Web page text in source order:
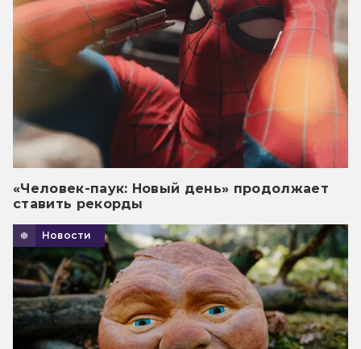
«Человек-паук: Новый день» продолжает
ставить рекорды
Новости